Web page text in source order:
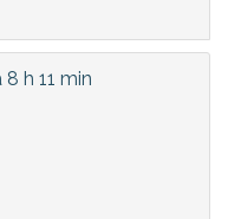
h 11 min